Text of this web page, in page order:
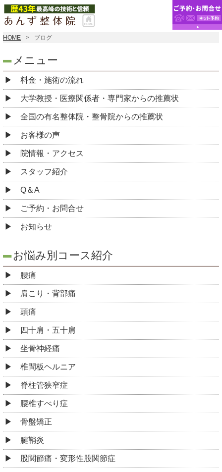
HOME ブログ
メニュー
料金・施術の流れ
大学教授・医療関係者・専門家からの推薦状
全国の有名整体院・整骨院からの推薦状
お客様の声
院情報・アクセス
スタッフ紹介
Q＆A
ご予約・お問合せ
お知らせ
お悩み別コース紹介
腰痛
肩こり・背部痛
頭痛
四十肩・五十肩
坐骨神経痛
椎間板ヘルニア
脊柱管狭窄症
腰椎すべり症
骨盤矯正
腱鞘炎
股関節痛・変形性股関節症